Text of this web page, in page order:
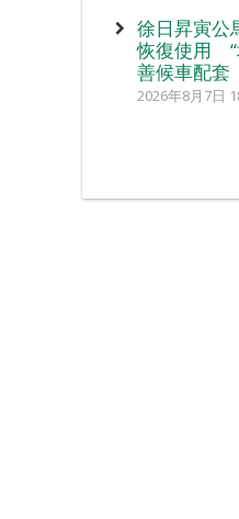
徐日昇寅公
恢復使用 “
善候車配套
2026年8月7日